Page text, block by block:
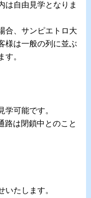
は自由見学となりま
合、サンピエトロ大
様は一般の列に並ぶ
す。
学可能です。
路は閉鎖中とのこと
いたします。